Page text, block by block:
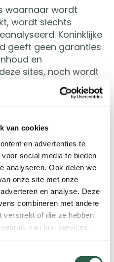
van cookies
en advertenties te
social media te bieden
analyseren. Ook delen we
onze site met onze
en analyse. Deze
combineren met andere
verstrekt of die ze hebben
van hun services.
waarnaar wordt
wordt slechts
Koninklijke
geeft geen garanties
en
sites, noch wordt
voor direct of
welke hieruit
Nederland behoudt
en
betrekking tot de op
informatie. Het is
van deze website
of op enigerlei
te verspreiden of te
voorafgaande
van KWbN. Voor een